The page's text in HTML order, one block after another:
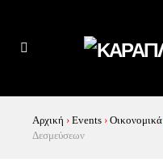
Αρχική › Events › Οικονομικά
Δεσμεύσεων